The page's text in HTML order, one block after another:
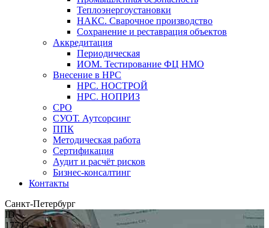
Теплоэнергоустановки
НАКС. Сварочное производство
Сохранение и реставрация объектов
Аккредитация
Периодическая
ИОМ. Тестирование ФЦ НМО
Внесение в НРС
НРС. НОСТРОЙ
НРС. НОПРИЗ
СРО
СУОТ. Аутсорсинг
ППК
Методическая работа
Сертификация
Аудит и расчёт рисков
Бизнес-консалтинг
Контакты
Санкт-Петербург
ID
17743